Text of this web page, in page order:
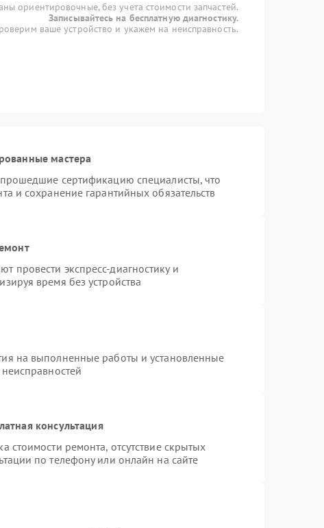
ориентировочные, без учета стоимости запчастей.
Записывайтесь на бесплатную диагностику.
ваше устройство и укажем на неисправность.
мастера
сертификацию специалисты, что
и сохранение гарантийных обязательств
провести экспресс-диагностику и
время без устройства
на выполненные работы и установленные
консультация
стоимости ремонта, отсутствие скрытых
по телефону или онлайн на сайте